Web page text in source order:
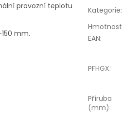
provozní teplotu
mm.
Kategorie:
Hmotnost
EAN:
PFHGX:
Příruba
(mm):